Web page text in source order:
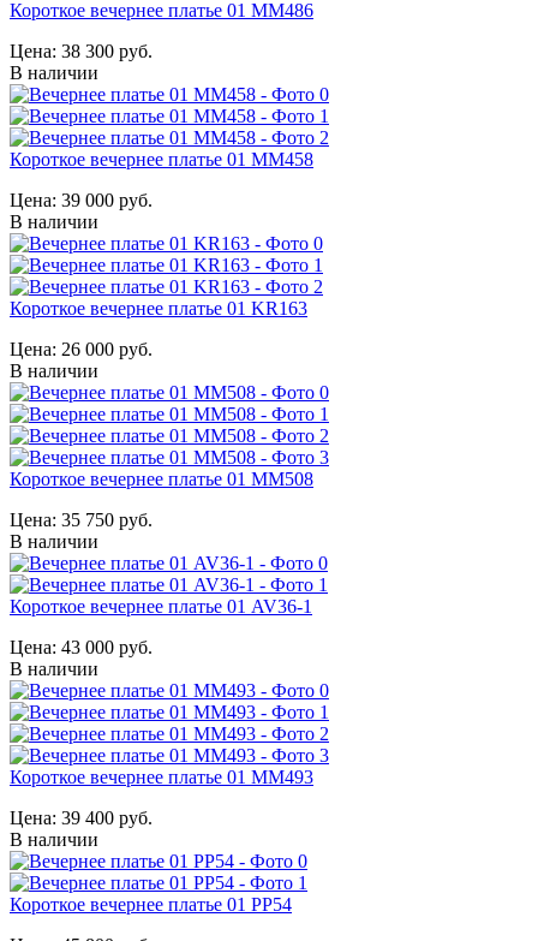
Короткое вечернее платье 01 MM486
Цена: 38 300 руб.
В наличии
Короткое вечернее платье 01 MM458
Цена: 39 000 руб.
В наличии
Короткое вечернее платье 01 KR163
Цена: 26 000 руб.
В наличии
Короткое вечернее платье 01 MM508
Цена: 35 750 руб.
В наличии
Короткое вечернее платье 01 AV36-1
Цена: 43 000 руб.
В наличии
Короткое вечернее платье 01 MM493
Цена: 39 400 руб.
В наличии
Короткое вечернее платье 01 PP54